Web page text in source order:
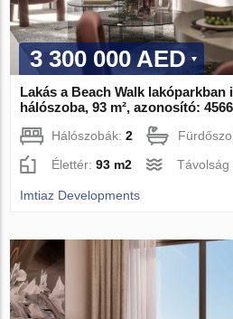
3 300 000 AED
Lakás a Beach Walk lakóparkban
hálószoba, 93 m², azonosító:
Hálószobák:2
Élettér:93 m2
Imtiaz Developments